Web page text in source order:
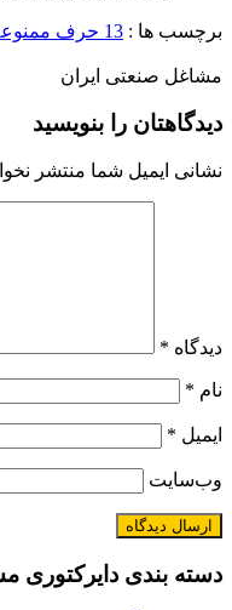
برچسب ها : 13 حرف ممنوعه
مشاغل صنعتی ایران
دیدگاهتان را بنویسید
نشانی ایمیل شما منتشر
دیدگاه *
نام *
ایمیل *
وب‌سایت
دسته بندی دایرکتوری